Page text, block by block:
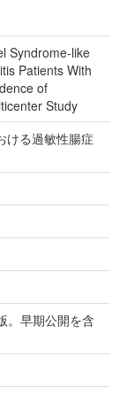
Syndrome-like
Patients With
of
Study
ける過敏性腸症
。早期公開を含